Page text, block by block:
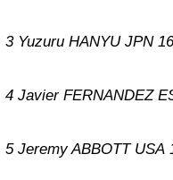
3 Yuzuru HANYU JPN
4 Javier FERNANDEZ
5 Jeremy ABBOTT USA